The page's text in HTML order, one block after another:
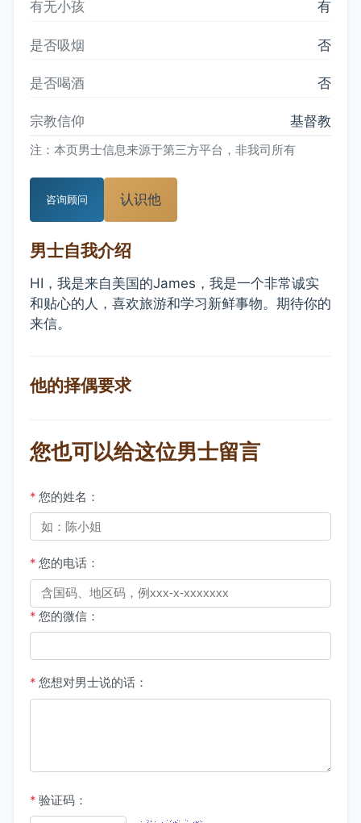
有无小孩 有
是否吸烟 否
是否喝酒 否
宗教信仰 基督教
注：本页男士信息来源于第三方平台，非我司所有
咨询顾问 认识他
男士自我介绍
HI，我是来自美国的James，我是一个非常诚实
和贴心的人，喜欢旅游和学习新鲜事物。期待你的
来信。
他的择偶要求
您也可以给这位男士留言
* 您的姓名：
* 您的电话：
* 您的微信：
* 您想对男士说的话：
* 验证码：